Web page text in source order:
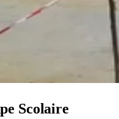
Scolaire